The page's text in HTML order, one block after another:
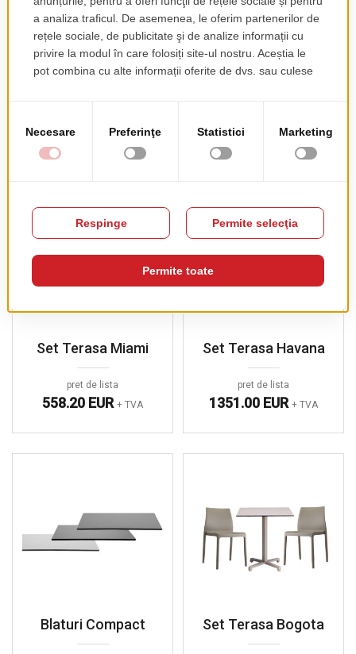
H109
pret de lista
105.00 EUR+ TVA
H73
pret de lista
90.00 EUR+ TVA
PRODUSE COMPLEMENTARE
Set Terasa Miami
pret de lista
558.20 EUR + TVA
Set Terasa Havana
pret de lista
1351.00 EUR + TVA
Blaturi Compact Set Terasa Bogota